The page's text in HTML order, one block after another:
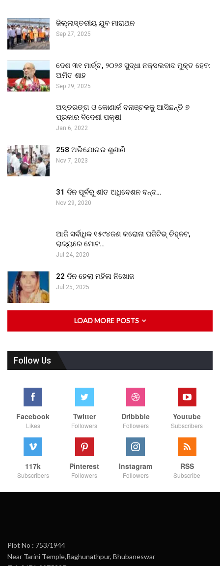
ଜିଲ୍ଲାସ୍ତରୀୟ ଯୁବ ମାରାଥନ
Sep 27, 2025
ଦେଶ ୩୧ ମାର୍ଚ୍ଚ, ୨୦୨୬ ସୁଦ୍ଧା ନକ୍ସଲବାଦ ମୁକ୍ତ ହେବ:
ଅମିତ ଶାହ
Sep 29, 2025
ଅସ୍ତରଙ୍ଗ ଓ କୋଣାର୍କ ବନାଞ୍ଚଳକୁ ଆସିଛନ୍ତି ୭
ପ୍ରକାର ବିଦେଶୀ ପକ୍ଷୀ
Jan 6, 2022
258 ଅଭିଯୋଗର ଶୁଣାଣି
Nov 7, 2023
31 ଦିନ ପୂର୍ବରୁ ଶୀତ ଅଧିବେଶନ ବନ୍ଦ…
Nov 29, 2020
ଆଜି ସର୍ବାଧିକ ୧୫୯୪ଜଣ କରୋନା ପଜିଟିଭ୍ ଚିହ୍ନଟ,
ରାଜ୍ୟରେ ମୋଟ…
Jul 24, 2020
22 ଦିନ ହେଲା ମହିଳା ନିଖୋଜ
Jul 25, 2025
LOAD MORE POSTS
Follow Us
Facebook
Likes
Twitter
Followers
Dribbble
Followers
Youtube
Subscribers
117k
Subscribers
Pinterest
Followers
Instagram
Followers
RSS
Subscribe
Plot No : 753/1944
Near Tarini Temple,Raghunathpur, Bhubaneswar